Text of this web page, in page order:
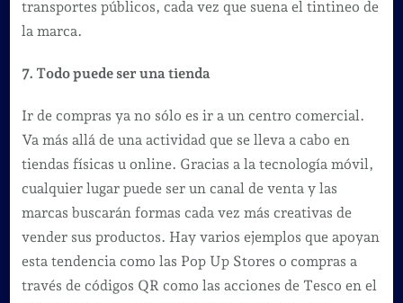
transportes públicos, cada vez que suena el tintineo de
la marca.
7. Todo puede ser una tienda
Ir de compras ya no sólo es ir a un centro comercial.
Va más allá de una actividad que se lleva a cabo en
tiendas físicas u online. Gracias a la tecnología móvil,
cualquier lugar puede ser un canal de venta y las
marcas buscarán formas cada vez más creativas de
vender sus productos. Hay varios ejemplos que apoyan
esta tendencia como las Pop Up Stores o compras a
través de códigos QR como las acciones de Tesco en el